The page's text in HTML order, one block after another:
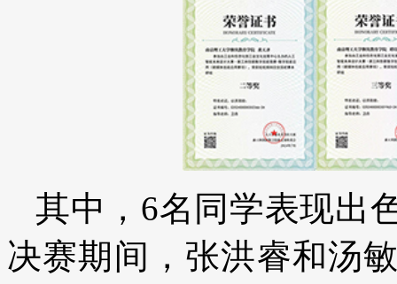
其中，6名同学表现出
决赛期间，张洪睿和汤